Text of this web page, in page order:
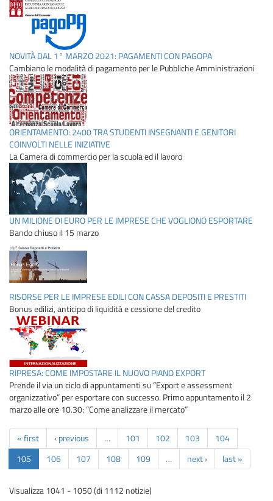
NOVITÀ DAL 1° MARZO 2021: PAGAMENTI CON PAGOPA
Cambiano le modalità di pagamento per le Pubbliche Amministrazioni
ORIENTAMENTO: 2400 TRA STUDENTI INSEGNANTI E GENITORI
COINVOLTI NELLE INIZIATIVE
La Camera di commercio per la scuola ed il lavoro
UN MILIONE DI EURO PER LE IMPRESE CHE VOGLIONO ESPORTARE
Bando chiuso il 15 marzo
RISORSE PER LE IMPRESE EDILI CON CASSA DEPOSITI E PRESTITI
Bonus edilizi, anticipo di liquidità e cessione del credito
RIPRESA: COME IMPOSTARE IL NUOVO PIANO EXPORT
Prende il via un ciclo di appuntamenti su “Export e assessment
organizzativo” per esportare con successo. Primo appuntamento il 2
marzo alle ore 10.30: “Come analizzare il mercato”
« first ‹ previous … 101 102 103
104
105
106 107 108 109 … next › last »
Visualizza 1041 - 1050 (di 1112 notizie)